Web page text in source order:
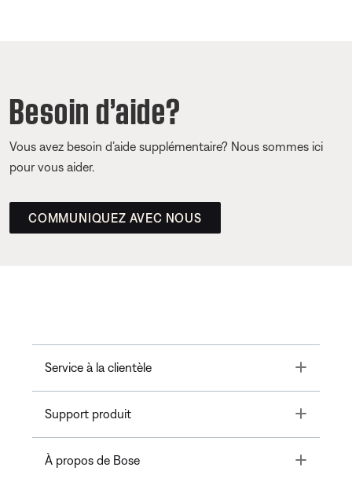
Besoin d’aide?
Vous avez besoin d’aide supplémentaire? Nous sommes ici
pour vous aider.
COMMUNIQUEZ AVEC NOUS
Service à la clientèle Toggle
Support produit Toggle
À propos de Bose Toggle